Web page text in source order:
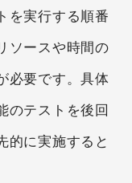
を実行する順番
ソースや時間の
必要です。具体
のテストを後回
的に実施すると